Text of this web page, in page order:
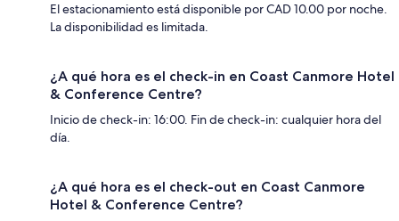
El estacionamiento está disponible por CAD 10.00 por noche.
La disponibilidad es limitada.
¿A qué hora es el check-in en Coast Canmore Hotel
& Conference Centre?
Inicio de check-in: 16:00. Fin de check-in: cualquier hora del
día.
¿A qué hora es el check-out en Coast Canmore
Hotel & Conference Centre?